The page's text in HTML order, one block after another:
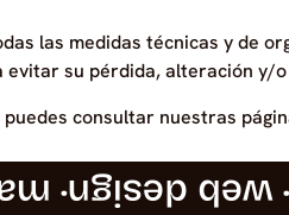
las medidas técnicas y de
su pérdida, alteración y/
consultar nuestras
· web design